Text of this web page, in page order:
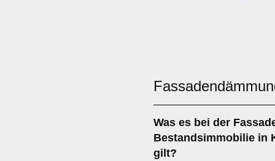
Was es bei der
Bestandsimmobilie in
gilt?